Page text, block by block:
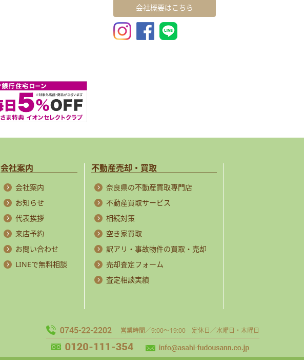
会社概要はこちら
会社案内
会社案内
お知らせ
代表挨拶
来店予約
お問い合わせ
LINEで無料相談
不動産売却・買取
奈良県の不動産買取専門店
不動産買取サービス
相続対策
空き家買取
訳アリ・事故物件の買取・売却
売却査定フォーム
査定相談実績
営業時間／9:00～19:00 定休日／水曜日・木曜日